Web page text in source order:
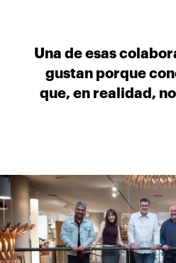
Una de esas
gustan porque
que, en realidad,